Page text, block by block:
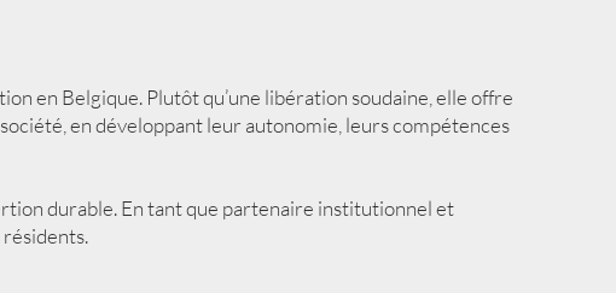
en Belgique. Plutôt qu’une libération soudaine, elle offre
en développant leur autonomie, leurs compétences
durable. En tant que partenaire institutionnel et
résidents.